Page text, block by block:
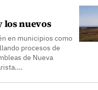
los nuevos
en municipios como
procesos de
de Nueva